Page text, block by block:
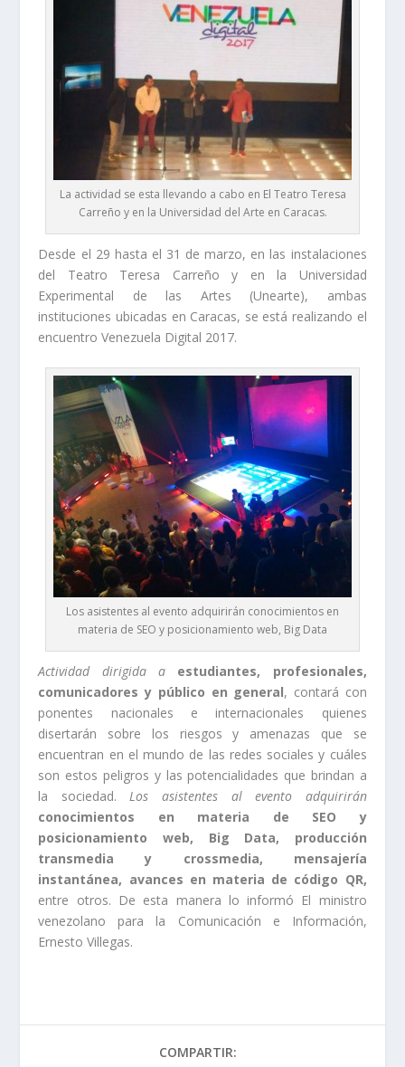
La actividad se esta llevando a cabo en El Teatro Teresa
Carreño y en la Universidad del Arte en Caracas.
Desde el 29 hasta el 31 de marzo, en las instalaciones
del Teatro Teresa Carreño y en la Universidad
Experimental de las Artes (Unearte), ambas
instituciones ubicadas en Caracas, se está realizando el
encuentro Venezuela Digital 2017.
Los asistentes al evento adquirirán conocimientos en
materia de SEO y posicionamiento web, Big Data
Actividad dirigida a
estudiantes, profesionales,
comunicadores y público en general, contará con
ponentes nacionales e internacionales quienes
disertarán sobre los riesgos y amenazas que se
encuentran en el mundo de las redes sociales y cuáles
son estos peligros y las potencialidades que brindan a
la sociedad.Los asistentes al evento adquirirán
conocimientos en materia de SEO y
posicionamiento web, Big Data, producción
transmedia y crossmedia, mensajería
instantánea, avances en materia de código QR,
entre otros. De esta manera lo informó El ministro
venezolano para la Comunicación e Información,
Ernesto Villegas.
COMPARTIR: